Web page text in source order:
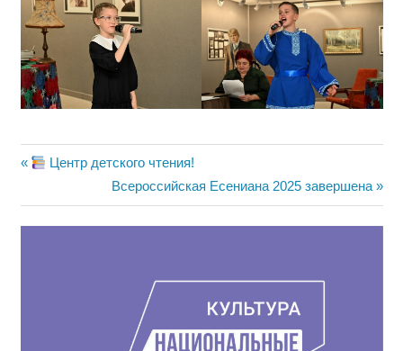
Навигация
по
Предыдущая
Центр детского чтения!
Следующая
запись:
Всероссийская Есениана 2025 завершена